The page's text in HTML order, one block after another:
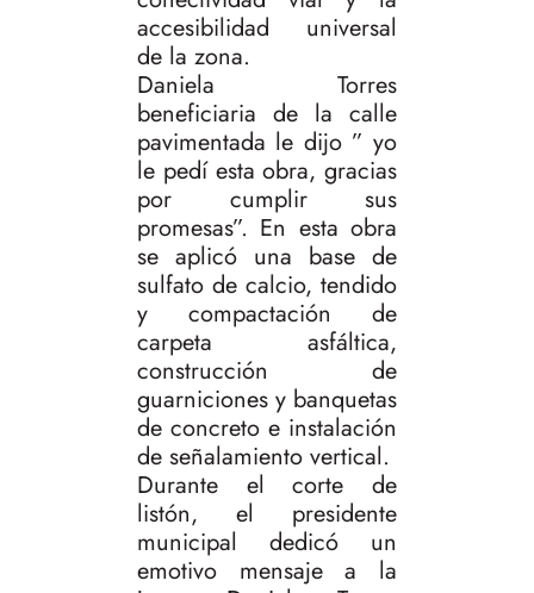
accesibilidad universal
de la zona.
Daniela Torres
beneficiaria de la calle
pavimentada le dijo ” yo
le pedí esta obra, gracias
por cumplir sus
promesas”. En esta obra
se aplicó una base de
sulfato de calcio, tendido
y compactación de
carpeta asfáltica,
construcción de
guarniciones y banquetas
de concreto e instalación
de señalamiento vertical.
Durante el corte de
listón, el presidente
municipal dedicó un
emotivo mensaje a la